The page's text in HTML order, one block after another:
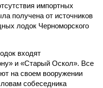
импортных
получена от источников
лодок Черноморского
входят
и «Старый Оскол». Все
на своем вооружении
собеседника